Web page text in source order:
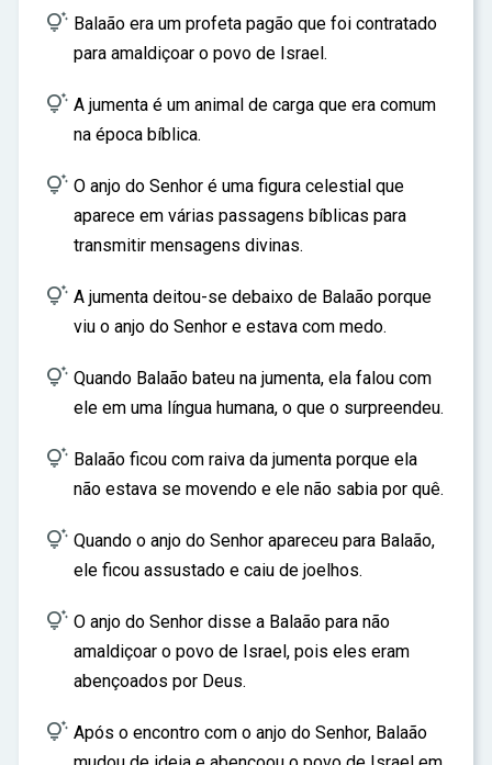
 Balaão era um profeta pagão que foi contratado
para amaldiçoar o povo de Israel.
 A jumenta é um animal de carga que era comum
na época bíblica.
 O anjo do Senhor é uma figura celestial que
aparece em várias passagens bíblicas para
transmitir mensagens divinas.
 A jumenta deitou-se debaixo de Balaão porque
viu o anjo do Senhor e estava com medo.
 Quando Balaão bateu na jumenta, ela falou com
ele em uma língua humana, o que o surpreendeu.
 Balaão ficou com raiva da jumenta porque ela
não estava se movendo e ele não sabia por quê.
 Quando o anjo do Senhor apareceu para Balaão,
ele ficou assustado e caiu de joelhos.
 O anjo do Senhor disse a Balaão para não
amaldiçoar o povo de Israel, pois eles eram
abençoados por Deus.
 Após o encontro com o anjo do Senhor, Balaão